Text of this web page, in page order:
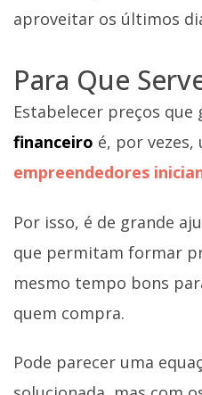
aproveitar os últimos
Para Que
Estabelecer preços que
financeiro é, por
empreendedores
Por isso, é de grande
que permitam formar
mesmo tempo bons
quem compra.
Pode parecer uma